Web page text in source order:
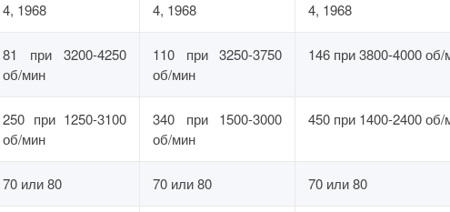
4, 1968 4, 1968 4, 1968
81 при 3200-4250
об/мин
110 при 3250-3750
об/мин
146 при 3800-4000 об/
250 при 1250-3100
об/мин
340 при 1500-3000
об/мин
450 при 1400-2400 об/
70 или 80 70 или 80 70 или 80